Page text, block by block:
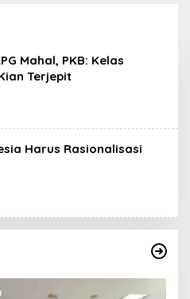
Mahal, PKB: Kelas
Terjepit
Harus Rasionalisasi